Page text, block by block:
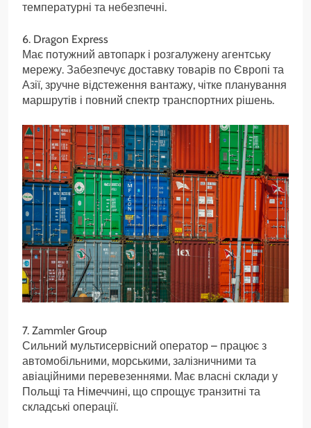
температурні та небезпечні.
6. Dragon Express
Має потужний автопарк і розгалужену агентську
мережу. Забезпечує доставку товарів по Європі та
Азії, зручне відстеження вантажу, чітке планування
маршрутів і повний спектр транспортних рішень.
7. Zammler Group
Сильний мультисервісний оператор – працює з
автомобільними, морськими, залізничними та
авіаційними перевезеннями. Має власні склади у
Польщі та Німеччині, що спрощує транзитні та
складські операції.